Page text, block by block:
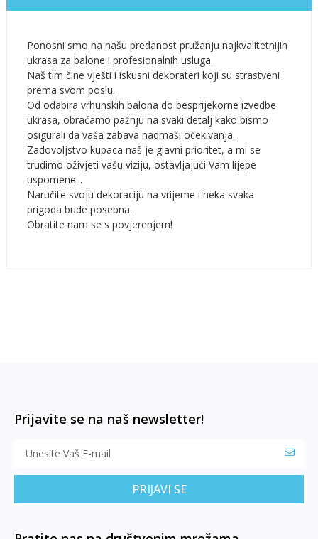
Ponosni smo na našu predanost pružanju najkvalitetnijih
ukrasa za balone i profesionalnih usluga.
Naš tim čine vješti i iskusni dekorateri koji su strastveni
prema svom poslu.
Od odabira vrhunskih balona do besprijekorne izvedbe
ukrasa, obraćamo pažnju na svaki detalj kako bismo
osigurali da vaša zabava nadmaši očekivanja.
Zadovoljstvo kupaca naš je glavni prioritet, a mi se
trudimo oživjeti vašu viziju, ostavljajući Vam lijepe
uspomene...
Naručite svoju dekoraciju na vrijeme i neka svaka
prigoda bude posebna.
Obratite nam se s povjerenjem!
Prijavite se na naš newsletter!
PRIJAVI SE